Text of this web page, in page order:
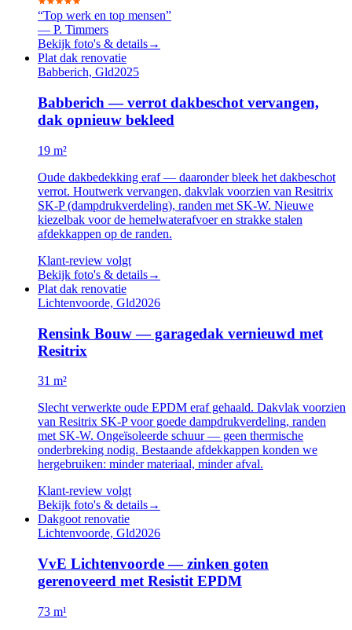
“Top werk en top mensen”
— P. Timmers
Bekijk foto's & details→
Plat dak renovatie
Babberich, Gld2025
Babberich — verrot dakbeschot vervangen,
dak opnieuw bekleed
19 m²
Oude dakbedekking eraf — daaronder bleek het dakbeschot
verrot. Houtwerk vervangen, dakvlak voorzien van Resitrix
SK-P (dampdrukverdeling), randen met SK-W. Nieuwe
kiezelbak voor de hemelwaterafvoer en strakke stalen
afdekkappen op de randen.
Klant-review volgt
Bekijk foto's & details→
Plat dak renovatie
Lichtenvoorde, Gld2026
Rensink Bouw — garagedak vernieuwd met
Resitrix
31 m²
Slecht verwerkte oude EPDM eraf gehaald. Dakvlak voorzien
van Resitrix SK-P voor goede dampdrukverdeling, randen
met SK-W. Ongeïsoleerde schuur — geen thermische
onderbreking nodig. Bestaande afdekkappen konden we
hergebruiken: minder materiaal, minder afval.
Klant-review volgt
Bekijk foto's & details→
Dakgoot renovatie
Lichtenvoorde, Gld2026
VvE Lichtenvoorde — zinken goten
gerenoveerd met Resistit EPDM
73 m¹